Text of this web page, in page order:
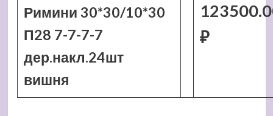
Римини 30*30/10*30
П28 7-7-7-7
дер.накл.24шт
вишня
₽